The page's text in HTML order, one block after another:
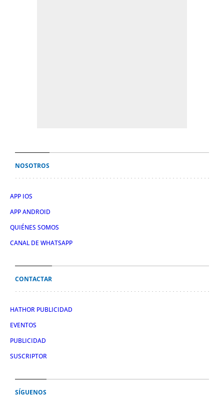
NOSOTROS
APP IOS
APP ANDROID
QUIÉNES SOMOS
CANAL DE WHATSAPP
CONTACTAR
HATHOR PUBLICIDAD
EVENTOS
PUBLICIDAD
SUSCRIPTOR
SÍGUENOS